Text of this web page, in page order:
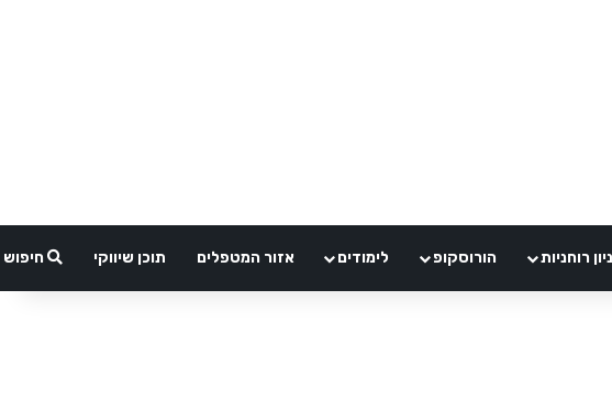
רוחניות הורוסקופ לימודים אזור המטפלים תוכן שיווקי חיפוש